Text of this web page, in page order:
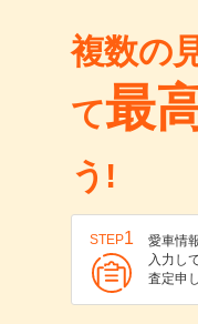
複数の
て最
う!
STEP1
愛車情
入力し
査定申